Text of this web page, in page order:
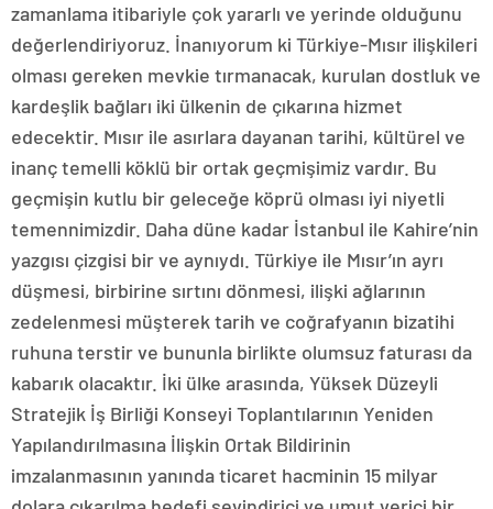
zamanlama itibariyle çok yararlı ve yerinde olduğunu
değerlendiriyoruz. İnanıyorum ki Türkiye-Mısır ilişkileri
olması gereken mevkie tırmanacak, kurulan dostluk ve
kardeşlik bağları iki ülkenin de çıkarına hizmet
edecektir. Mısır ile asırlara dayanan tarihi, kültürel ve
inanç temelli köklü bir ortak geçmişimiz vardır. Bu
geçmişin kutlu bir geleceğe köprü olması iyi niyetli
temennimizdir. Daha düne kadar İstanbul ile Kahire’nin
yazgısı çizgisi bir ve aynıydı. Türkiye ile Mısır’ın ayrı
düşmesi, birbirine sırtını dönmesi, ilişki ağlarının
zedelenmesi müşterek tarih ve coğrafyanın bizatihi
ruhuna terstir ve bununla birlikte olumsuz faturası da
kabarık olacaktır. İki ülke arasında, Yüksek Düzeyli
Stratejik İş Birliği Konseyi Toplantılarının Yeniden
Yapılandırılmasına İlişkin Ortak Bildirinin
imzalanmasının yanında ticaret hacminin 15 milyar